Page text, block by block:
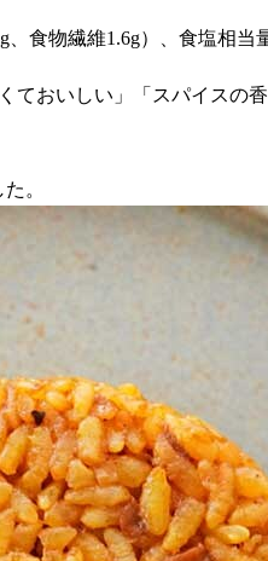
食物繊維1.6g）、食塩相当
おいしい」「スパイスの
。